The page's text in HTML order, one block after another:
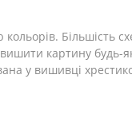
Більшість
картину будь-
у вишивці